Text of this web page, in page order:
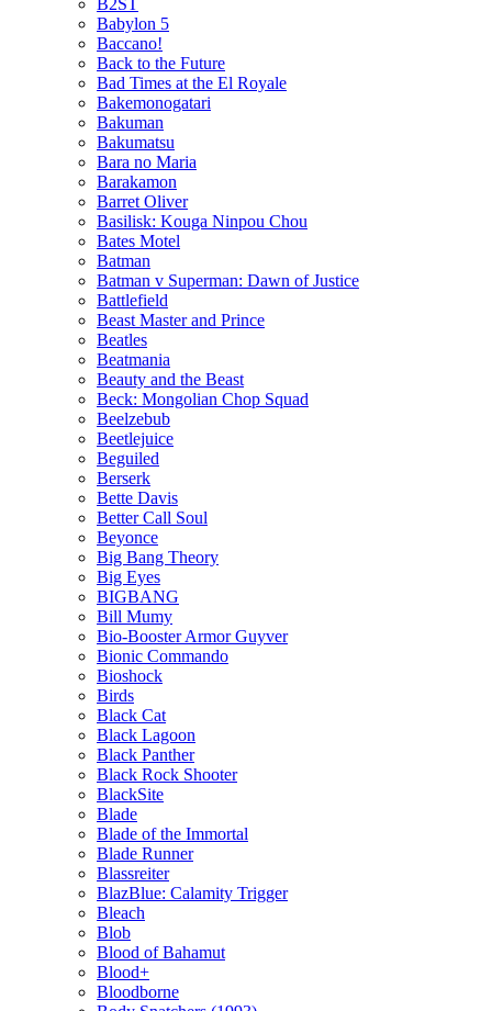
Babylon 5
Baccano!
Back to the Future
Bad Times at the El Royale
Bakemonogatari
Bakuman
Bakumatsu
Bara no Maria
Barakamon
Barret Oliver
Basilisk: Kouga Ninpou Chou
Bates Motel
Batman
Batman v Superman: Dawn of Justice
Battlefield
Beast Master and Prince
Beatles
Beatmania
Beauty and the Beast
Beck: Mongolian Chop Squad
Beelzebub
Beetlejuice
Beguiled
Berserk
Bette Davis
Better Call Soul
Beyonce
Big Bang Theory
Big Eyes
BIGBANG
Bill Mumy
Bio-Booster Armor Guyver
Bionic Commando
Bioshock
Birds
Black Cat
Black Lagoon
Black Panther
Black Rock Shooter
BlackSite
Blade
Blade of the Immortal
Blade Runner
Blassreiter
BlazBlue: Calamity Trigger
Bleach
Blob
Blood of Bahamut
Blood+
Bloodborne